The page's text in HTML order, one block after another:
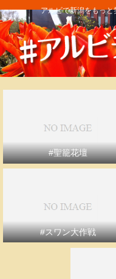
アルビで新潟をもっ
#聖籠花壇
#スワン大作戦